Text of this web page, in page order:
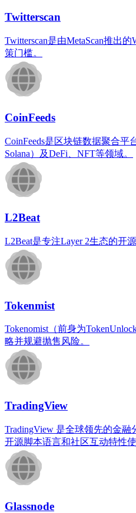
Twitterscan
Twitterscan是由MetaScan推出
策门槛。
CoinFeeds
CoinFeeds是区块链数据聚合
Solana）及DeFi、NFT等领域。
L2Beat
L2Beat是专注Layer 2生态的开
Tokenmist
Tokenomist（前身为
略并规避抛售风险。
TradingView
TradingView 是全球领先的金
开源脚本语言和社区互动特性
Glassnode